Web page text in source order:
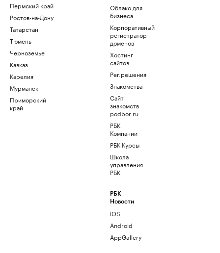
Пермский край
Ростов-на-Дону
Татарстан
Тюмень
Черноземье
Кавказ
Карелия
Мурманск
Приморский
край
Облако для
бизнеса
Корпоративный
регистратор
доменов
Хостинг
сайтов
Рег.решения
Знакомства
Сайт
знакомств
podbor.ru
РБК
Компании
РБК Курсы
Школа
управления
РБК
РБК
Новости
iOS
Android
AppGallery